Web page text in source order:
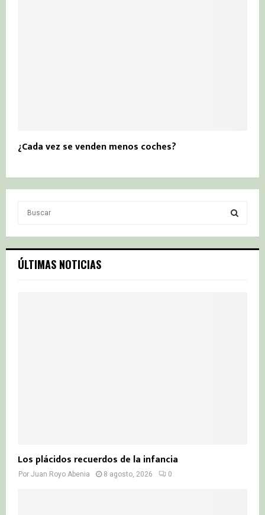
¿Cada vez se venden menos coches?
c
h
S
ÚLTIMAS NOTICIAS
Los plácidos recuerdos de la infancia
Por Juan Royo Abenia 8 agosto, 2026 0